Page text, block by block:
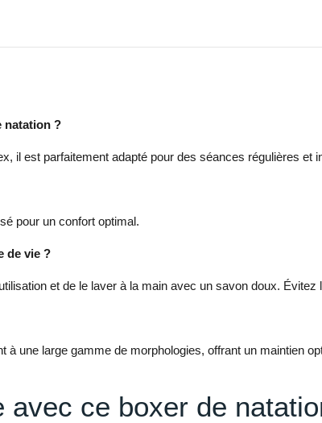
natation ?
il est parfaitement adapté pour des séances régulières et
pour un confort optimal.
de vie ?
et de le laver à la main avec un savon doux.
une large gamme de morphologies, offrant un maintien
ce boxer de